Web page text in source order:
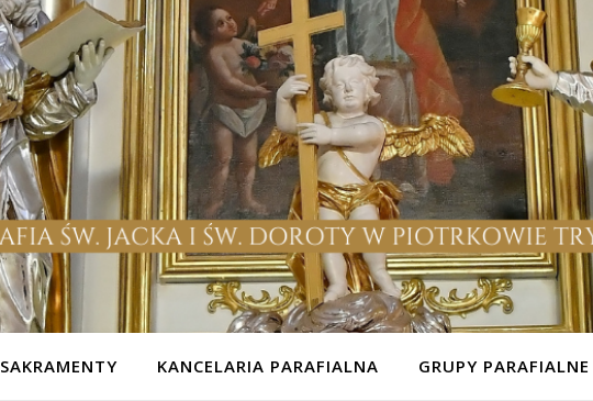
SAKRAMENTY KANCELARIA PARAFIALNA GRUPY PARAFIALNE